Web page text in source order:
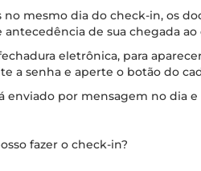
no mesmo dia do check-in, os
antecedência de sua chegada
eletrônica, para
a senha e aperte o botão do
enviado por mensagem no dia
fazer o check-in?